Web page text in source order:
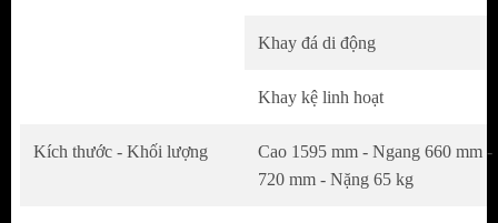
Khay đá di động
Khay kệ linh hoạt
Kích thước - Khối lượng
Cao 1595 mm - Ngang 660 mm -
720 mm - Nặng 65 kg